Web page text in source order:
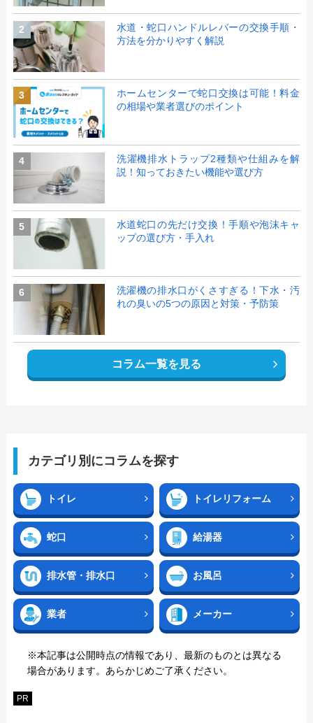
2
水道・蛇口ハンドルレバーの交換手順・
方法を分かりやすく解説
3
ホームセンターで蛇口交換は可能！料金
の相場や業者選びのポイント
4
洗濯機排水トラップ2種類や仕組みを解
説！知っておきたい機能や選び方
5
水道蛇口の先だけ交換！手順や泡沫キャ
ップの選び方・手入れ
6
洗濯機の排水口がくさすぎる！下水・汚
れの臭いの5つの原因と対策・予防策
コラム一覧を見る
カテゴリ別にコラムを探す
トイレ トイレリフォーム
蛇口 給湯器
排水管・排水口 お風呂
業者 メーカー
※本記事は公開時点の情報であり、最新のものとは異なる
場合があります。あらかじめご了承ください。
PR